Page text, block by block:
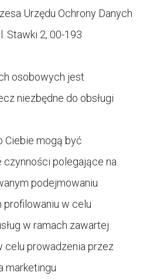
Urzędu Ochrony Danych
Stawki 2, 00-193
osobowych jest
niezbędne do obsługi
Ciebie mogą być
czynności polegające na
podejmowaniu
profilowaniu w celu
w ramach zawartej
celu prowadzenia przez
marketingu